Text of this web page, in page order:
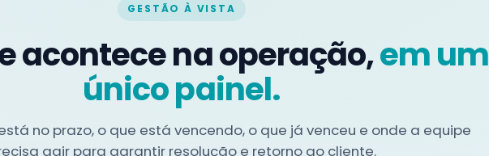
GESTÃO À VISTA
acontece na operação,em um
único painel.
no prazo, o que está vencendo, o que já venceu e onde a equipe
agir para garantir resolução e retorno ao cliente.